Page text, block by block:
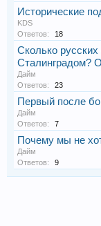
Исторические
KDS
Ответов:
18
Сколько
Сталинградом?
Дайм
Ответов:
23
Первый после
Дайм
Ответов:
7
Почему мы не
Дайм
Ответов:
9